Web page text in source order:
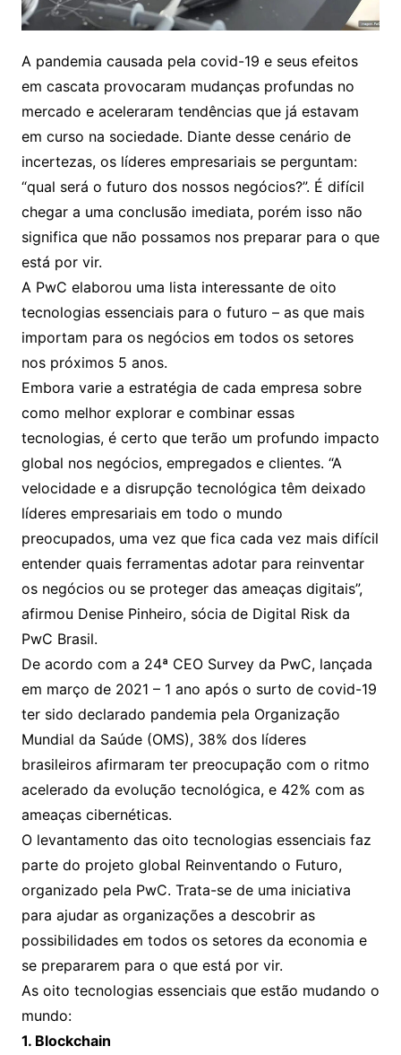
A pandemia causada pela covid-19 e seus efeitos
em cascata provocaram mudanças profundas no
mercado e aceleraram tendências que já estavam
em curso na sociedade. Diante desse cenário de
incertezas, os líderes empresariais se perguntam:
“qual será o futuro dos nossos negócios?”. É difícil
chegar a uma conclusão imediata, porém isso não
significa que não possamos nos preparar para o que
está por vir.
A PwC elaborou uma lista interessante de oito
tecnologias essenciais para o futuro – as que mais
importam para os negócios em todos os setores
nos próximos 5 anos.
Embora varie a estratégia de cada empresa sobre
como melhor explorar e combinar essas
tecnologias, é certo que terão um profundo impacto
global nos negócios, empregados e clientes. “A
velocidade e a disrupção tecnológica têm deixado
líderes empresariais em todo o mundo
preocupados, uma vez que fica cada vez mais difícil
entender quais ferramentas adotar para reinventar
os negócios ou se proteger das ameaças digitais”,
afirmou Denise Pinheiro, sócia de Digital Risk da
PwC Brasil.
De acordo com a 24ª CEO Survey da PwC, lançada
em março de 2021 – 1 ano após o surto de covid-19
ter sido declarado pandemia pela Organização
Mundial da Saúde (OMS), 38% dos líderes
brasileiros afirmaram ter preocupação com o ritmo
acelerado da evolução tecnológica, e 42% com as
ameaças cibernéticas.
O levantamento das oito tecnologias essenciais faz
parte do projeto global Reinventando o Futuro,
organizado pela PwC. Trata-se de uma iniciativa
para ajudar as organizações a descobrir as
possibilidades em todos os setores da economia e
se prepararem para o que está por vir.
As oito tecnologias essenciais que estão mudando o
mundo:
1. Blockchain